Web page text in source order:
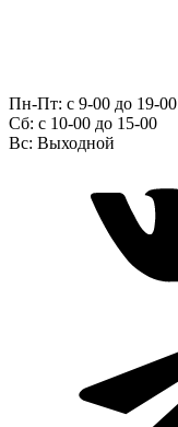
Пн-Пт: с 9-00 до 19-00
Сб: c 10-00 до 15-00
Вс: Выходной